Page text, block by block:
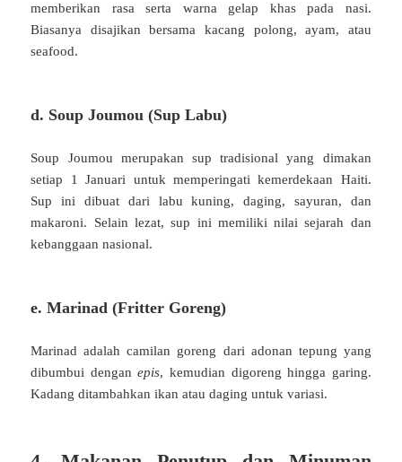
memberikan rasa serta warna gelap khas pada nasi.
Biasanya disajikan bersama kacang polong, ayam, atau
seafood.
d. Soup Joumou (Sup Labu)
Soup Joumou merupakan sup tradisional yang dimakan
setiap 1 Januari untuk memperingati kemerdekaan Haiti.
Sup ini dibuat dari labu kuning, daging, sayuran, dan
makaroni. Selain lezat, sup ini memiliki nilai sejarah dan
kebanggaan nasional.
e. Marinad (Fritter Goreng)
Marinad adalah camilan goreng dari adonan tepung yang
dibumbui denganepis, kemudian digoreng hingga garing.
Kadang ditambahkan ikan atau daging untuk variasi.